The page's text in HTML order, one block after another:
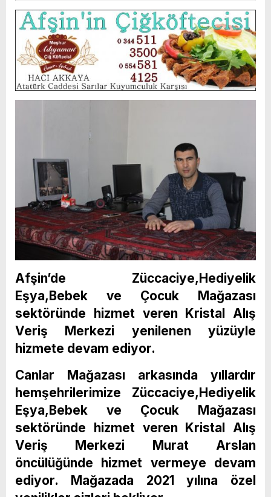
Afşin’de Züccaciye,Hediyelik
Eşya,Bebek ve Çocuk Mağazası
sektöründe hizmet veren Kristal Alış
Veriş Merkezi yenilenen yüzüyle
hizmete devam ediyor.
Canlar Mağazası arkasında yıllardır
hemşehrilerimize Züccaciye,Hediyelik
Eşya,Bebek ve Çocuk Mağazası
sektöründe hizmet veren Kristal Alış
Veriş Merkezi Murat Arslan
öncülüğünde hizmet vermeye devam
ediyor. Mağazada 2021 yılına özel